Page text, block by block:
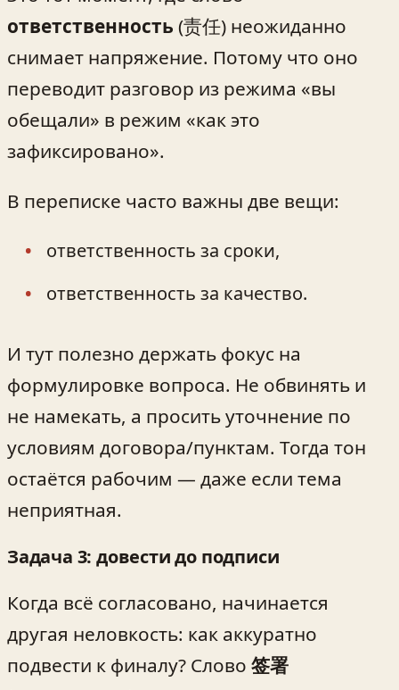
ответственность (责任) неожиданно
снимает напряжение. Потому что оно
переводит разговор из режима «вы
обещали» в режим «как это
зафиксировано».
В переписке часто важны две вещи:
ответственность за сроки,
ответственность за качество.
И тут полезно держать фокус на
формулировке вопроса. Не обвинять и
не намекать, а просить уточнение по
условиям договора/пунктам. Тогда тон
остаётся рабочим — даже если тема
неприятная.
Задача 3: довести до подписи
Когда всё согласовано, начинается
другая неловкость: как аккуратно
подвести к финалу? Слово 签署